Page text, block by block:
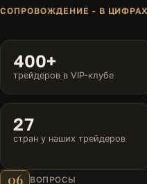
СОПРОВОЖДЕНИЕ - В
400+
трейдеров в VIP-клубе
27
стран у наших трейдеров
06 ВОПРОСЫ